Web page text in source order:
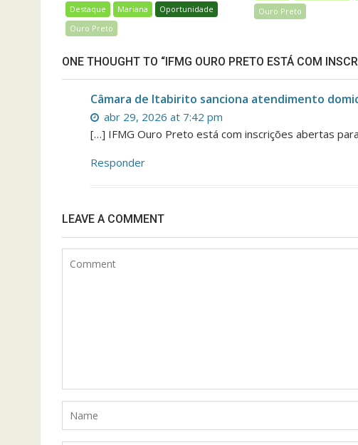
Destaque Mariana
Oportunidade
Ouro Preto
Ouro Preto
ONE THOUGHT TO “IFMG OURO PRETO ESTÁ COM
Câmara de Itabirito sanciona atendimento
abr 29, 2026 at 7:42 pm
[…] IFMG Ouro Preto está com inscrições abertas
Responder
LEAVE A COMMENT